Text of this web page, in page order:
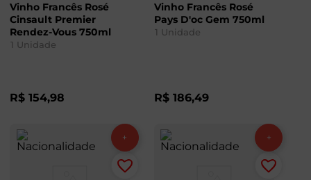
Vinho Francês Rosé
Cinsault Premier
Rendez-Vous 750ml
1 Unidade
R$ 154,98
Vinho Francês Rosé
Pays D'oc Gem 750ml
1 Unidade
R$ 186,49